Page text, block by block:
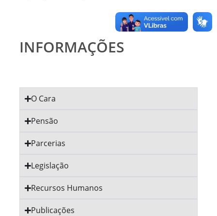
INFORMAÇÕES
O Cara
Pensão
Parcerias
Legislação
Recursos Humanos
Publicações